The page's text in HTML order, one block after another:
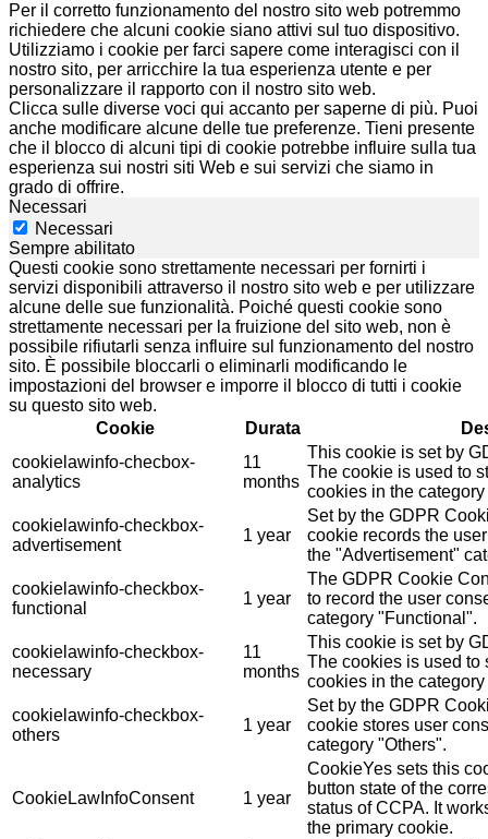
Per il corretto funzionamento del nostro sito web potremmo
richiedere che alcuni cookie siano attivi sul tuo dispositivo.
Utilizziamo i cookie per farci sapere come interagisci con il
nostro sito, per arricchire la tua esperienza utente e per
personalizzare il rapporto con il nostro sito web.
Clicca sulle diverse voci qui accanto per saperne di più. Puoi
anche modificare alcune delle tue preferenze. Tieni presente
che il blocco di alcuni tipi di cookie potrebbe influire sulla tua
esperienza sui nostri siti Web e sui servizi che siamo in
grado di offrire.
Necessari
Necessari
Sempre abilitato
Questi cookie sono strettamente necessari per fornirti i
servizi disponibili attraverso il nostro sito web e per utilizzare
alcune delle sue funzionalità. Poiché questi cookie sono
strettamente necessari per la fruizione del sito web, non è
possibile rifiutarli senza influire sul funzionamento del nostro
sito. È possibile bloccarli o eliminarli modificando le
impostazioni del browser e imporre il blocco di tutti i cookie
su questo sito web.
Cookie
Durata
cookielawinfo-checbox-
analytics
11
months
This cookie is set by
The cookie is used to
cookies in the
cookielawinfo-checkbox-
advertisement
1 year
Set by the GDPR
cookie records the
the "Advertisement"
cookielawinfo-checkbox-
functional
1 year
The GDPR Cookie
to record the user
category "Functional".
cookielawinfo-checkbox-
necessary
11
months
This cookie is set by
The cookies is used to
cookies in the
cookielawinfo-checkbox-
others
1 year
Set by the GDPR
cookie stores user
category "Others".
CookieLawInfoConsent 1 year
CookieYes sets this
button state of the
status of CCPA. It
the primary cookie.